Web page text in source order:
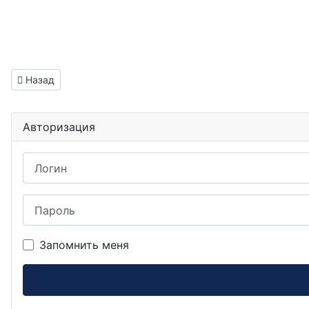
Предыдущий: Инженер программист микроконтроллеров
Назад
Авторизация
Запомнить меня